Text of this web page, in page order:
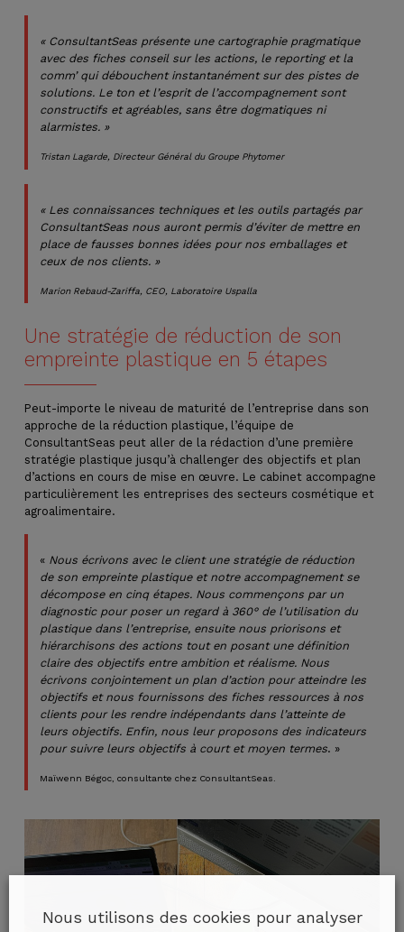
« ConsultantSeas présente une cartographie pragmatique
avec des fiches conseil sur les actions, le reporting et la
comm’ qui débouchent instantanément sur des pistes de
solutions. Le ton et l’esprit de l’accompagnement sont
constructifs et agréables, sans être dogmatiques ni
alarmistes. »
Tristan Lagarde, Directeur Général du Groupe Phytomer
« Les connaissances techniques et les outils partagés par
ConsultantSeas nous auront permis d’éviter de mettre en
place de fausses bonnes idées pour nos emballages et
ceux de nos clients. »
Marion Rebaud-Zariffa, CEO, Laboratoire Uspalla
Une stratégie de réduction de son
empreinte plastique en 5 étapes
Peut-importe le niveau de maturité de l’entreprise dans son
approche de la réduction plastique, l’équipe de
ConsultantSeas peut aller de la rédaction d’une première
stratégie plastique jusqu’à challenger des objectifs et plan
d’actions en cours de mise en œuvre. Le cabinet accompagne
particulièrement les entreprises des secteurs cosmétique et
agroalimentaire.
« Nous écrivons avec le client une stratégie de réduction
de son empreinte plastique et notre accompagnement se
décompose en cinq étapes. Nous commençons par un
diagnostic pour poser un regard à 360° de l’utilisation du
plastique dans l’entreprise, ensuite nous priorisons et
hiérarchisons des actions tout en posant une définition
claire des objectifs entre ambition et réalisme. Nous
écrivons conjointement un plan d’action pour atteindre les
objectifs et nous fournissons des fiches ressources à nos
clients pour les rendre indépendants dans l’atteinte de
leurs objectifs. Enfin, nous leur proposons des indicateurs
pour suivre leurs objectifs à court et moyen termes. »
Maïwenn Bégoc, consultante chez ConsultantSeas.
Nous utilisons des cookies pour analyser